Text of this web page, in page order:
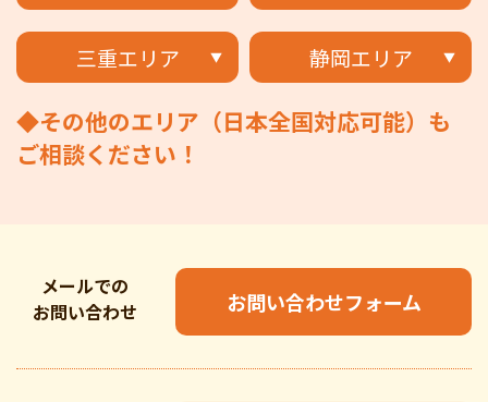
三重エリア 静岡エリア
◆その他のエリア（日本全国対応可能）も
ご相談ください！
メールでの
お問い合わせ
お問い合わせフォーム